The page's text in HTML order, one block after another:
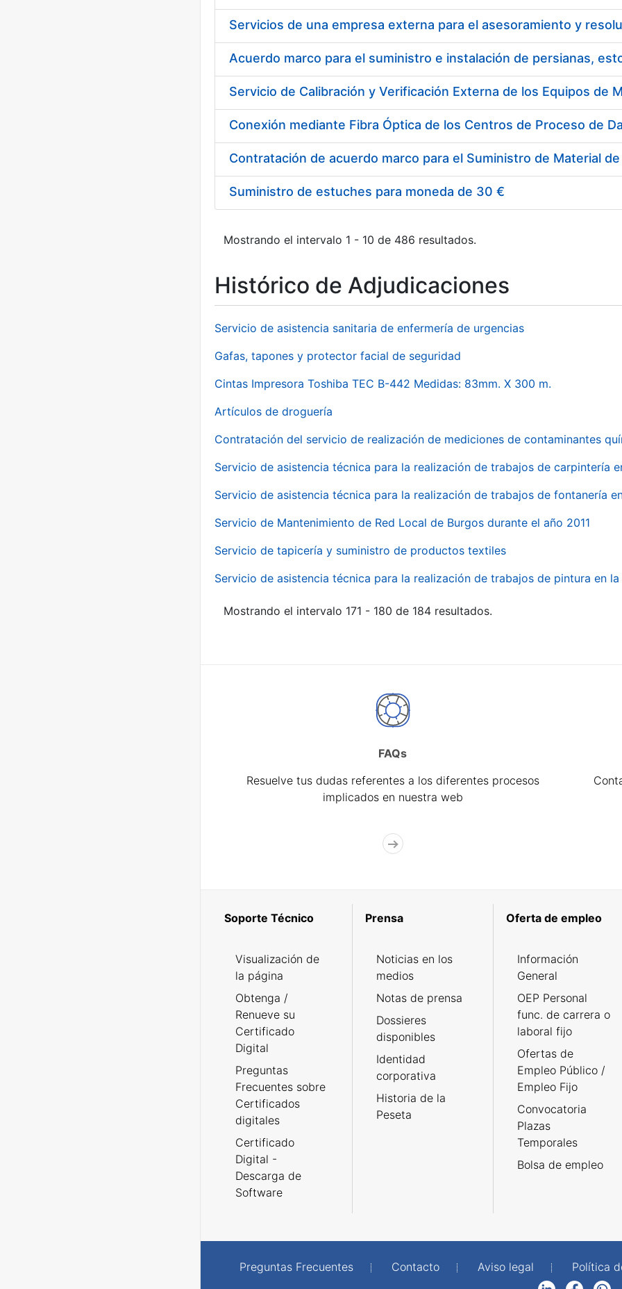
Acuerdo marco para el suministro e instalación de persianas,
Suministro de estuches para moneda de 30 €
Mostrando el intervalo 1 - 10 de 486 resultados.
Histórico de Adjudicaciones
Servicio de asistencia sanitaria de enfermería de urgencias
Gafas, tapones y protector facial de seguridad
Cintas Impresora Toshiba TEC B-442 Medidas: 83mm. X 300 m.
Artículos de droguería
Contratación del servicio de realización de mediciones de contaminantes
Servicio de asistencia técnica para la realización de trabajos de carpintería
Servicio de asistencia técnica para la realización de trabajos de fontanería
Servicio de Mantenimiento de Red Local de Burgos durante el año 2011
Servicio de tapicería y suministro de productos textiles
Servicio de asistencia técnica para la realización de trabajos de pintura en
Mostrando el intervalo 171 - 180 de 184 resultados.
FAQs
Resuelve tus dudas referentes a los diferentes procesos
implicados en nuestra web
Soporte Técnico
Visualización de
la página
Obtenga /
Renueve su
Certificado
Digital
Preguntas
Frecuentes sobre
Certificados
digitales
Certificado
Digital -
Descarga de
Software
Prensa
Noticias en los
medios
Notas de prensa
Dossieres
disponibles
Identidad
corporativa
Historia de la
Peseta
Oferta de empleo
Información
General
OEP Personal
func. de carrera o
laboral fijo
Ofertas de
Empleo Público /
Empleo Fijo
Convocatoria
Plazas
Temporales
Bolsa de empleo
Preguntas Frecuentes Contacto Aviso legal Política